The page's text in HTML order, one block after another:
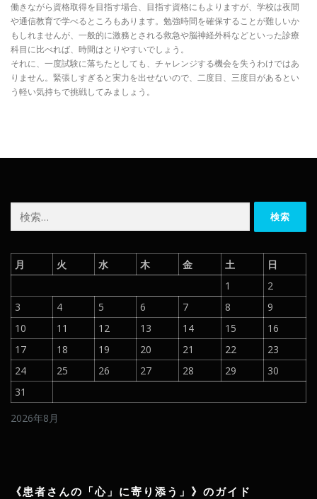
働きながら資格取得を目指す場合、目指す資格にもよりますが、学校は夜間
や通信教育で学べるところもあります。勉強時間を確保することが難しいか
もしれませんが、一般的に激務とされる救急や脳神経外科などといった診療
科目に比べれば、時間はとりやすいでしょう。
それに、一度試験に落ちたとしても、チャレンジする機会を失うわけではあ
りません。緊張しすぎると実力を出せないので、二度目、三度目があるとい
う軽い気持ちで挑戦してみましょう。
索:
2026年8月
月 火 水 木 金 土
日
1
2
3
4 5 6 7 8
9
10
11 12 13 14 15
16
17
18 19 20 21 22
23
24
25 26 27 28 29
30
31
《患者さんの「心」に寄り添う」》のガイド